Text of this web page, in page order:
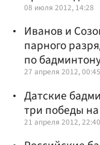
08 июля 2012, 14:28
Иванов и
парного
по
27 апреля 2012, 00:45
Датские
три победы
21 апреля 2012, 22:40